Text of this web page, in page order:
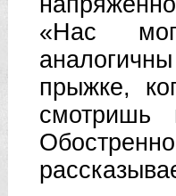
«Нас
прыжке,